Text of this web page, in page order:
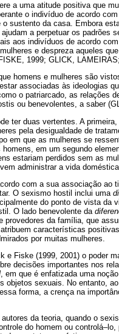
a uma atitude positiva que
o indivíduo de acordo
o sustento da casa. Embora
a perpetuar os padrões
aos indivíduos de acordo
e despreza aqueles
1999; GLICK,
homens e mulheres são
associadas às ideologias
o patriarcado, as relações
ou benevolentes, a saber
ter duas vertentes. A
pela desigualdade de
em que as mulheres se
em um segundo
estariam perdidos sem as
administrar a vida doméstica.
com a sua associação ao
O sexismo hostil inclui uma
do ponto de vista da
O lado benevolente da
provedores da família, que
características
por muitas mulheres.
e Fiske (1999, 2001) o poder
decisões importantes nos
, em que é enfatizada uma
objetos sexuais. No entanto,
forma, a crença na
da teoria, quando o
do homem ou